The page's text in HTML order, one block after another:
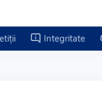
Integritate